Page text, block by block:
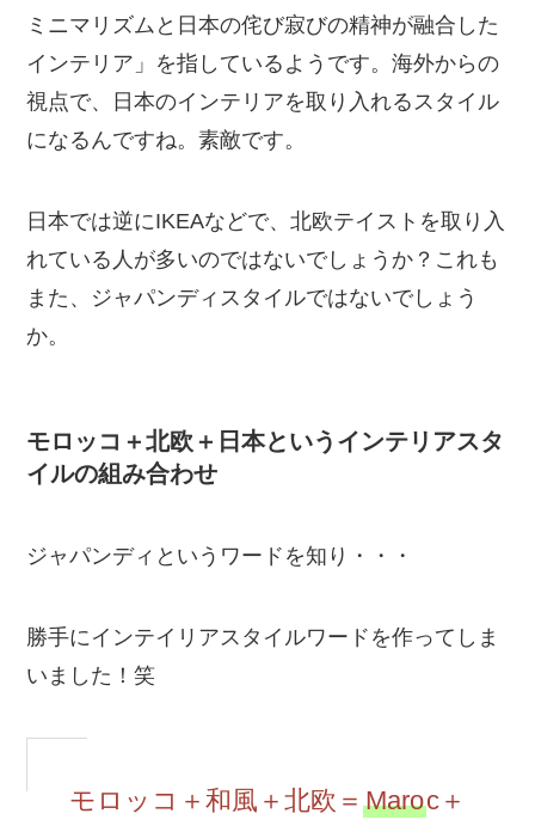
ミニマリズムと日本の侘び寂びの精神が融合した
インテリア」を指しているようです。海外からの
視点で、日本のインテリアを取り入れるスタイル
になるんですね。素敵です。
日本では逆にIKEAなどで、北欧テイストを取り入
れている人が多いのではないでしょうか？これも
また、ジャパンディスタイルではないでしょう
か。
モロッコ＋北欧＋日本というインテリアスタ
イルの組み合わせ
ジャパンディというワードを知り・・・
勝手にインテイリアスタイルワードを作ってしま
いました！笑
モロッコ＋和風＋北欧＝ Maroc＋